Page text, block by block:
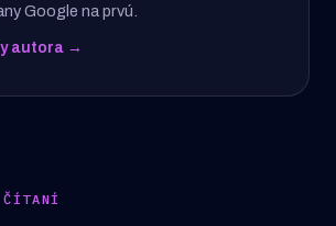
Google na prvú.
autora →
ČÍTANÍ